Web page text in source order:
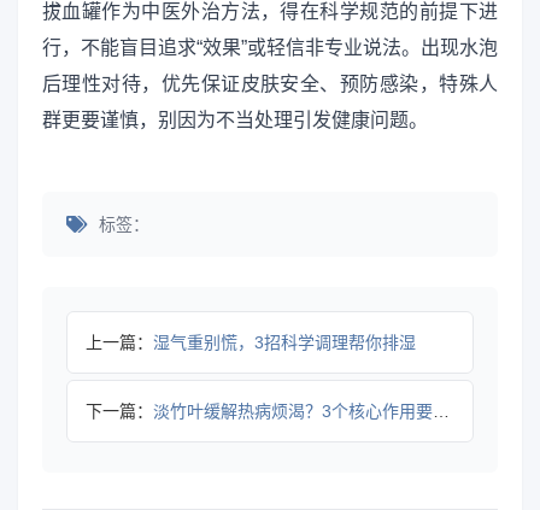
拔血罐作为中医外治方法，得在科学规范的前提下进
行，不能盲目追求“效果”或轻信非专业说法。出现水泡
后理性对待，优先保证皮肤安全、预防感染，特殊人
群更要谨慎，别因为不当处理引发健康问题。
标签：
上一篇： 湿气重别慌，3招科学调理帮你排湿
下一篇： 淡竹叶缓解热病烦渴？3个核心作用要清楚